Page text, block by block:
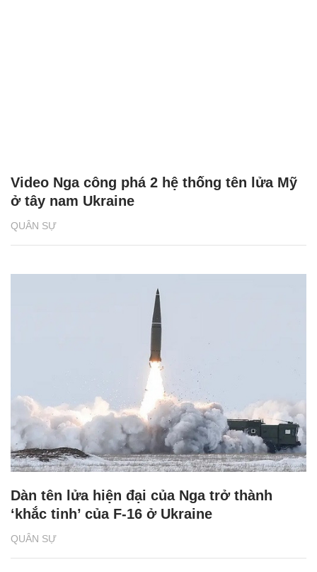
QUÂN SỰ
Video Nga công phá 2 hệ thống tên lửa Mỹ
ở tây nam Ukraine
QUÂN SỰ
Dàn tên lửa hiện đại của Nga trở thành
‘khắc tinh’ của F-16 ở Ukraine